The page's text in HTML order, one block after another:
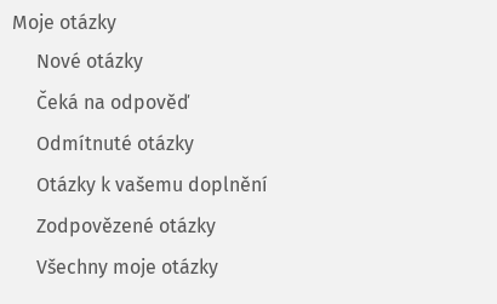
Moje otázky
Nové otázky
Čeká na odpověď
Odmítnuté otázky
Otázky k vašemu doplnění
Zodpovězené otázky
Všechny moje otázky